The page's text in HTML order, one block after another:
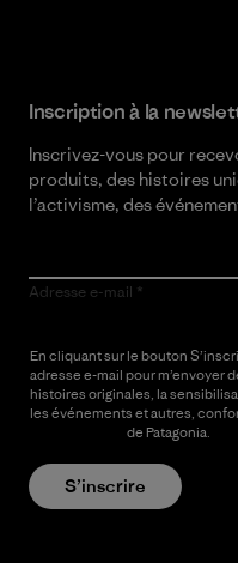
Inscription à la
Inscrivez-vous pour
produits, des histoires
l’activisme, des
Adresse e-mail
En cliquant sur le bouton
adresse e-mail pour m’envoyer
histoires originales, la
les événements et autres,
de Patagonia.
S’inscrire